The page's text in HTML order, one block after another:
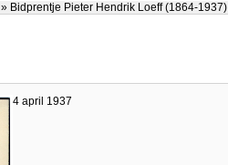
» Bidprentje Pieter Hendrik Loeff (1864-1937)
4 april 1937